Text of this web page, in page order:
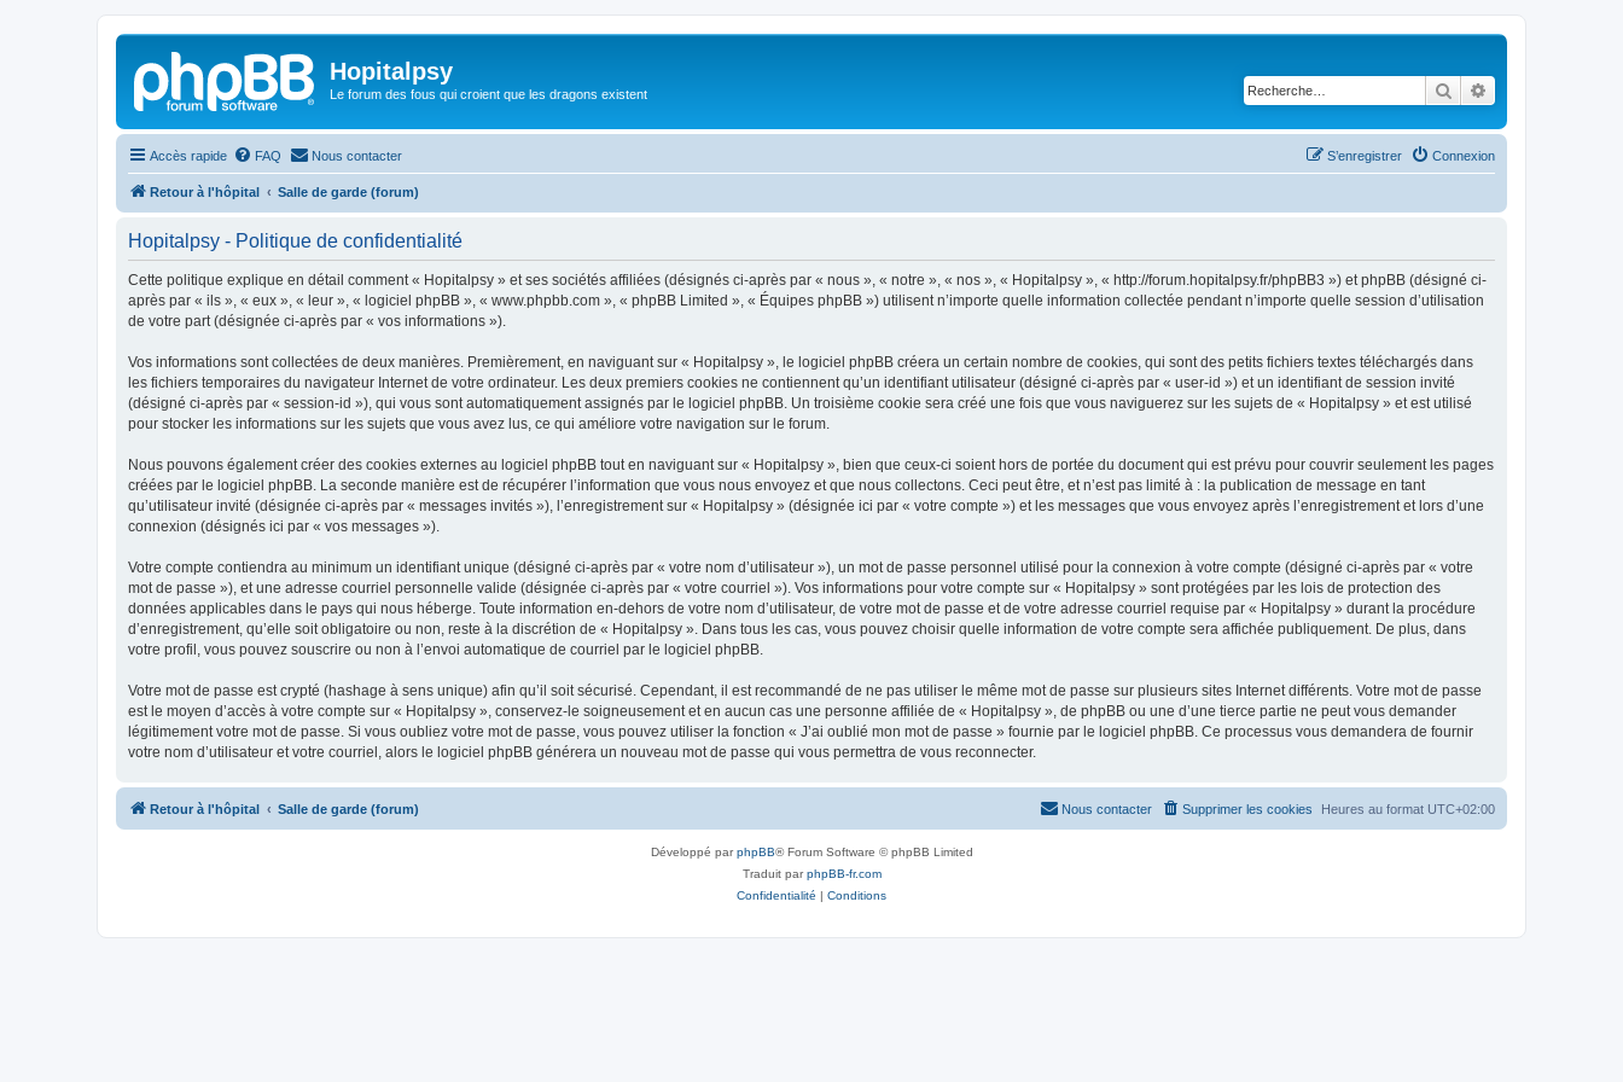
Hopitalpsy
Le forum des fous qui croient que les dragons existent Rechercher
Accès rapide FAQ Nous contacter Connexion
S’enregistrer
Retour à l'hôpital Salle de garde (forum)
Hopitalpsy - Politique de confidentialité
Cette politique explique en détail comment « Hopitalpsy » et ses sociétés affiliées (désignés ci-après par « nous », « notre », « nos », « Hopitalpsy », « http://forum.hopitalpsy.fr/phpBB3 ») et phpBB (désigné ci-
après par « ils », « eux », « leur », « logiciel phpBB », « www.phpbb.com », « phpBB Limited », « Équipes phpBB ») utilisent n’importe quelle information collectée pendant n’importe quelle session d’utilisation
de votre part (désignée ci-après par « vos informations »).
Vos informations sont collectées de deux manières. Premièrement, en naviguant sur « Hopitalpsy », le logiciel phpBB créera un certain nombre de cookies, qui sont des petits fichiers textes téléchargés dans
les fichiers temporaires du navigateur Internet de votre ordinateur. Les deux premiers cookies ne contiennent qu’un identifiant utilisateur (désigné ci-après par « user-id ») et un identifiant de session invité
(désigné ci-après par « session-id »), qui vous sont automatiquement assignés par le logiciel phpBB. Un troisième cookie sera créé une fois que vous naviguerez sur les sujets de « Hopitalpsy » et est utilisé
pour stocker les informations sur les sujets que vous avez lus, ce qui améliore votre navigation sur le forum.
Nous pouvons également créer des cookies externes au logiciel phpBB tout en naviguant sur « Hopitalpsy », bien que ceux-ci soient hors de portée du document qui est prévu pour couvrir seulement les pages
créées par le logiciel phpBB. La seconde manière est de récupérer l’information que vous nous envoyez et que nous collectons. Ceci peut être, et n’est pas limité à : la publication de message en tant
qu’utilisateur invité (désignée ci-après par « messages invités »), l’enregistrement sur « Hopitalpsy » (désignée ici par « votre compte ») et les messages que vous envoyez après l’enregistrement et lors d’une
connexion (désignés ici par « vos messages »).
Votre compte contiendra au minimum un identifiant unique (désigné ci-après par « votre nom d’utilisateur »), un mot de passe personnel utilisé pour la connexion à votre compte (désigné ci-après par « votre
mot de passe »), et une adresse courriel personnelle valide (désignée ci-après par « votre courriel »). Vos informations pour votre compte sur « Hopitalpsy » sont protégées par les lois de protection des
données applicables dans le pays qui nous héberge. Toute information en-dehors de votre nom d’utilisateur, de votre mot de passe et de votre adresse courriel requise par « Hopitalpsy » durant la procédure
d’enregistrement, qu’elle soit obligatoire ou non, reste à la discrétion de « Hopitalpsy ». Dans tous les cas, vous pouvez choisir quelle information de votre compte sera affichée publiquement. De plus, dans
votre profil, vous pouvez souscrire ou non à l’envoi automatique de courriel par le logiciel phpBB.
Votre mot de passe est crypté (hashage à sens unique) afin qu’il soit sécurisé. Cependant, il est recommandé de ne pas utiliser le même mot de passe sur plusieurs sites Internet différents. Votre mot de passe
est le moyen d’accès à votre compte sur « Hopitalpsy », conservez-le soigneusement et en aucun cas une personne affiliée de « Hopitalpsy », de phpBB ou une d’une tierce partie ne peut vous demander
légitimement votre mot de passe. Si vous oubliez votre mot de passe, vous pouvez utiliser la fonction « J’ai oublié mon mot de passe » fournie par le logiciel phpBB. Ce processus vous demandera de fournir
votre nom d’utilisateur et votre courriel, alors le logiciel phpBB générera un nouveau mot de passe qui vous permettra de vous reconnecter.
Retour à l'hôpital Salle de garde (forum) Heures au format UTC+02:00
Supprimer les cookies
Nous contacter
Développé parphpBB® Forum Software © phpBB Limited
Traduit parphpBB-fr.com
Confidentialité | Conditions